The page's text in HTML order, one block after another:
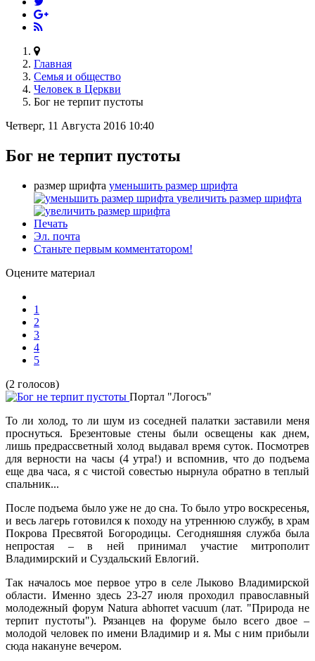
Главная
Семья и общество
Человек в Церкви
Бог не терпит пустоты
Четверг, 11 Августа 2016 10:40
Бог не терпит пустоты
размер шрифта уменьшить размер шрифта
увеличить размер шрифта
Печать
Эл. почта
Станьте первым комментатором!
Оцените материал
1
2
3
4
5
(2 голосов)
Портал "Логосъ"
То ли холод, то ли шум из соседней палатки заставили меня
проснуться. Брезентовые стены были освещены как днем,
лишь предрассветный холод выдавал время суток. Посмотрев
для верности на часы (4 утра!) и вспомнив, что до подъема
еще два часа, я с чистой совестью нырнула обратно в теплый
спальник...
После подъема было уже не до сна. То было утро воскресенья,
и весь лагерь готовился к походу на утреннюю службу, в храм
Покрова Пресвятой Богородицы. Сегодняшняя служба была
непростая – в ней принимал участие митрополит
Владимирский и Суздальский Евлогий.
Так началось мое первое утро в селе Лыково Владимирской
области. Именно здесь 23-27 июля проходил православный
молодежный форум Natura abhorret vacuum (лат. "Природа не
терпит пустоты"). Рязанцев на форуме было всего двое –
молодой человек по имени Владимир и я. Мы с ним прибыли
сюда накануне вечером.